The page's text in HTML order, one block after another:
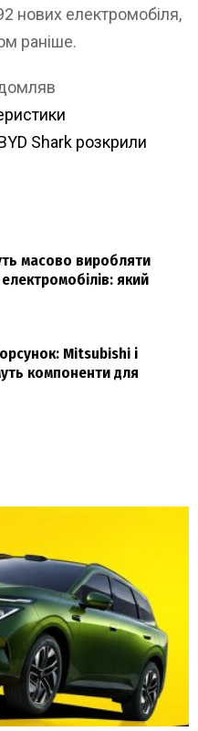
нових електромобіля,
раніше.
Shark розкрили
масово виробляти
який
Mitsubishi і
компоненти для